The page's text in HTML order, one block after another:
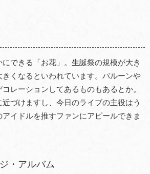
できる「お花」。生誕祭の規模が大き
きくなるといわれています。バルーンや
レーションしてあるものもあるとか。
づけますし、今日のライブの主役はう
イドルを推すファンにアピールできま
・アルバム